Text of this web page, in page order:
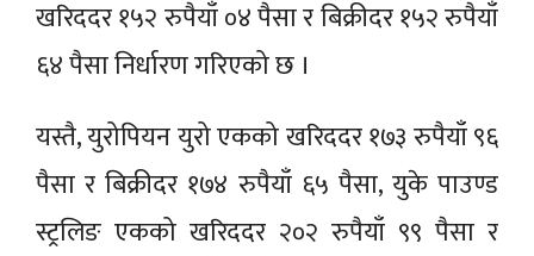
खरिददर १५२ रुपैयाँ ०४ पैसा र बिक्रीदर १५२ रुपैयाँ
६४ पैसा निर्धारण गरिएको छ ।
यस्तै, युरोपियन युरो एकको खरिददर १७३ रुपैयाँ ९६
पैसा र बिक्रीदर १७४ रुपैयाँ ६५ पैसा, युके पाउण्ड
स्ट्रलिङ एकको खरिददर २०२ रुपैयाँ ९९ पैसा र